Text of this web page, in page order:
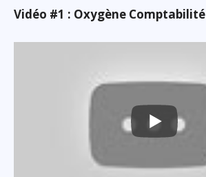
Vidéo #1 : Oxygène Comptabilité